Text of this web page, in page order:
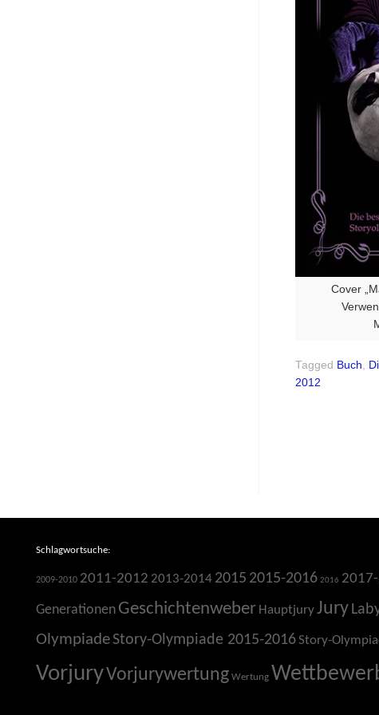
Cover
Tagged Buch
2012
Schlagwortsuche:
2009-2010 2011-2012 2013-2014 2015 2015-2016 2016
Generationen Geschichtenweber HauptjuryJury
Olympiade Story-Olympiade 2015-2016Story-
VorjuryVorjurywertung Wertung